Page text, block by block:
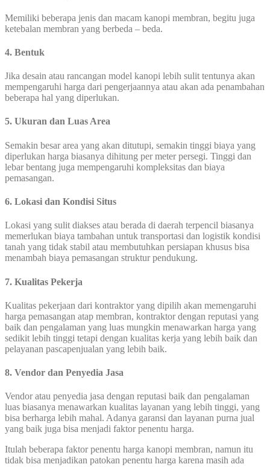
Memiliki beberapa jenis dan macam kanopi membran, begitu juga
ketebalan membran yang berbeda – beda.
4. Bentuk
Jika desain atau rancangan model kanopi lebih sulit tentunya akan
mempengaruhi harga dari pengerjaannya atau akan ada penambahan
beberapa hal yang diperlukan.
5. Ukuran dan Luas Area
Semakin besar area yang akan ditutupi, semakin tinggi biaya yang
diperlukan harga biasanya dihitung per meter persegi. Tinggi dan
lebar bentang juga mempengaruhi kompleksitas dan biaya
pemasangan.
6. Lokasi dan Kondisi Situs
Lokasi yang sulit diakses atau berada di daerah terpencil biasanya
memerlukan biaya tambahan untuk transportasi dan logistik kondisi
tanah yang tidak stabil atau membutuhkan persiapan khusus bisa
menambah biaya pemasangan struktur pendukung.
7. Kualitas Pekerja
Kualitas pekerjaan dari kontraktor yang dipilih akan memengaruhi
harga pemasangan atap membran, kontraktor dengan reputasi yang
baik dan pengalaman yang luas mungkin menawarkan harga yang
sedikit lebih tinggi tetapi dengan kualitas kerja yang lebih baik dan
pelayanan pascapenjualan yang lebih baik.
8. Vendor dan Penyedia Jasa
Vendor atau penyedia jasa dengan reputasi baik dan pengalaman
luas biasanya menawarkan kualitas layanan yang lebih tinggi, yang
bisa berharga lebih mahal. Adanya garansi dan layanan purna jual
yang baik juga bisa menjadi faktor penentu harga.
Itulah beberapa faktor penentu harga kanopi membran, namun itu
tidak bisa menjadikan patokan penentu harga karena masih ada